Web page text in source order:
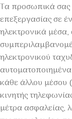
Τα προσωπικά σας
επεξεργασίας σε
ηλεκτρονικά
ηλεκτρονικού
κάθε άλλου μέσου
κινητής
μέτρα ασφαλείας,